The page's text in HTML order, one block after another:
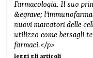
Farmacologia. Il suo
&egrave;
nuovi marcatori delle
utilizzo come bersagli
farmaci.</p>
leggi gli articoli